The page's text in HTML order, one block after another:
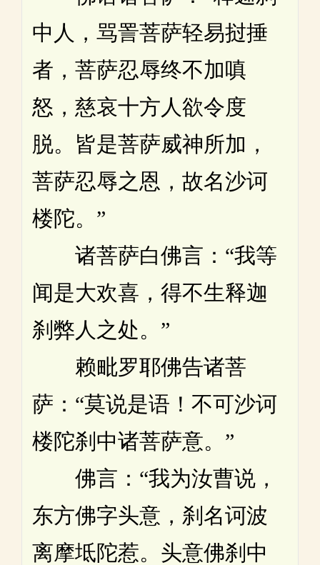
中人，骂詈菩萨轻易挝捶
者，菩萨忍辱终不加嗔
怒，慈哀十方人欲令度
脱。皆是菩萨威神所加，
菩萨忍辱之恩，故名沙诃
楼陀。”
诸菩萨白佛言：“我等
闻是大欢喜，得不生释迦
刹弊人之处。”
赖毗罗耶佛告诸菩
萨：“莫说是语！不可沙诃
楼陀刹中诸菩萨意。”
佛言：“我为汝曹说，
东方佛字头意，刹名诃波
离摩坻陀惹。头意佛刹中